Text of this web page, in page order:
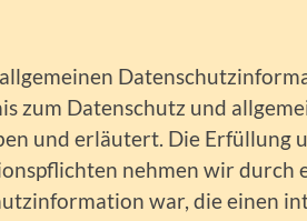
zum Datenschutz und
und erläutert. Die Erfüllung
nehmen wir durch
war, die einen